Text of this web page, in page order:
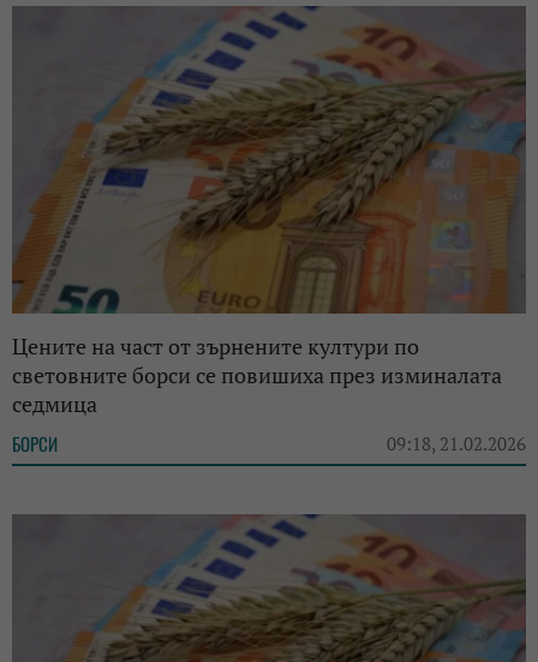
Цените на част от зърнените култури по
световните борси се повишиха през изминалата
седмица
БОРСИ 09:18, 21.02.2026